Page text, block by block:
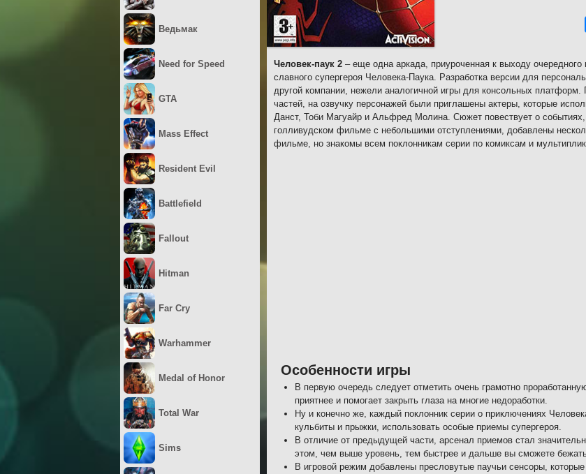
Человек-паук 2 – еще одна аркада, приуроченная к выходу
славного супергероя Человека-Паука. Разработка версии для
другой компании, нежели аналогичной игры для консольных
частей, на озвучку персонажей были приглашены актеры, которые
Данст, Тоби Магуайр и Альфред Молина. Сюжет повествует о
голливудском фильме с небольшими отступлениями, добавлены
фильме, но знакомы всем поклонникам серии по комиксам и
Особенности игры
В первую очередь следует отметить очень грамотно
приятнее и помогает закрыть глаза на многие недоработки.
Ну и конечно же, каждый поклонник серии о приключениях
кульбиты и прыжки, использовать особые приемы супергероя.
В отличие от предыдущей части, арсенал приемов стал
этом, чем выше уровень, тем быстрее и дальше вы сможете
В игровой режим добавлены пресловутые паучьи сенсоры,
Ведьмак
Need for Speed
GTA
Mass Effect
Resident Evil
Battlefield
Fallout
Hitman
Far Cry
Warhammer
Medal of Honor
Total War
Sims